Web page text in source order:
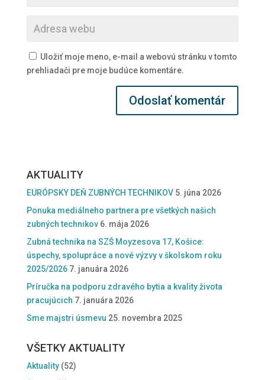
Uložiť moje meno, e-mail a webovú stránku v tomto
prehliadači pre moje budúce komentáre.
AKTUALITY
EURÓPSKY DEŇ ZUBNÝCH TECHNIKOV 5. júna 2026
Ponuka mediálneho partnera pre všetkých našich
zubných technikov 6. mája 2026
Zubná technika na SZŠ Moyzesova 17, Košice:
úspechy, spolupráce a nové výzvy v školskom roku
2025/2026 7. januára 2026
Príručka na podporu zdravého bytia a kvality života
pracujúcich 7. januára 2026
Sme majstri úsmevu 25. novembra 2025
VŠETKY AKTUALITY
Aktuality(52)